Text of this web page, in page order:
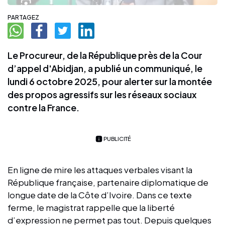
PARTAGEZ
Le Procureur, de la République près de la Cour
d’appel d'Abidjan, a publié un communiqué, le
lundi 6 octobre 2025, pour alerter sur la montée
des propos agressifs sur les réseaux sociaux
contre la France.
PUBLICITÉ
En ligne de mire les attaques verbales visant la
République française, partenaire diplomatique de
longue date de la Côte d’Ivoire. Dans ce texte
ferme, le magistrat rappelle que la liberté
d’expression ne permet pas tout. Depuis quelques